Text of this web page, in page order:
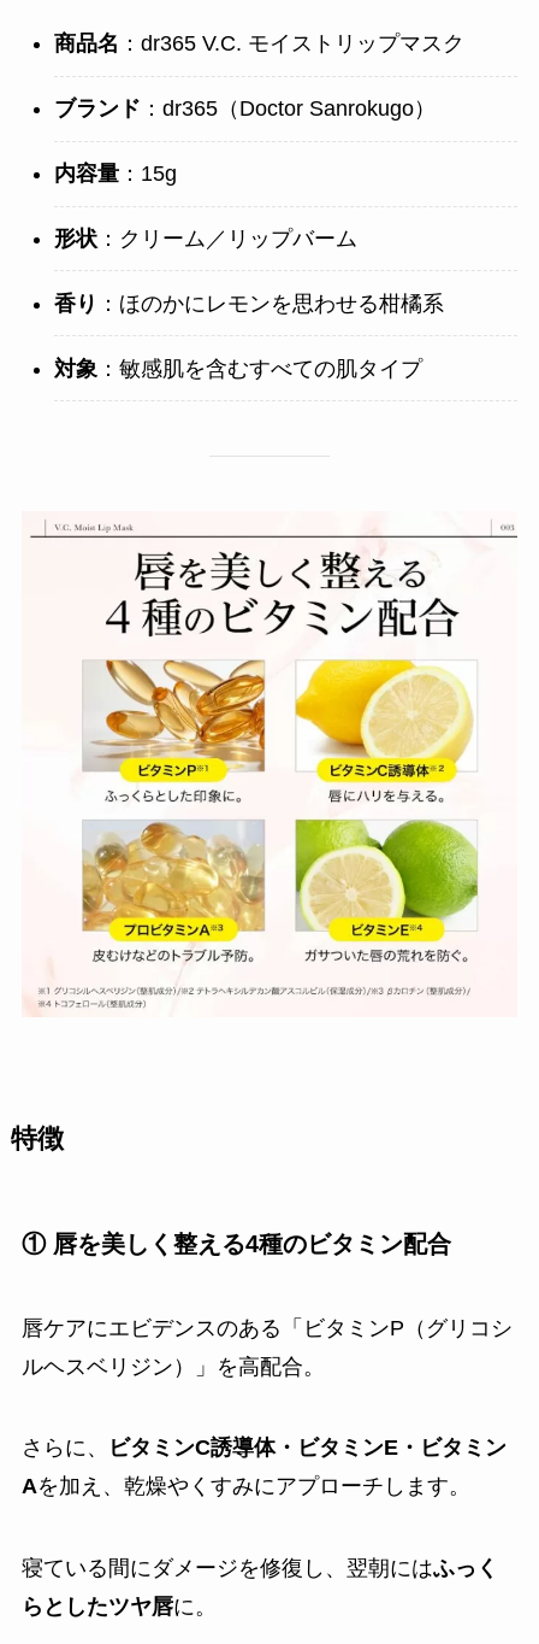
商品名 ：dr365 V.C. モイストリップマスク
ブランド ：dr365（Doctor Sanrokugo）
内容量：15g
形状：クリーム／リップバーム
香り ：ほのかにレモンを思わせる柑橘系
対象 ：敏感肌を含むすべての肌タイプ
特徴
① 唇を美しく整える4種のビタミン配合
唇ケアにエビデンスのある「ビタミンP（グリコシ
ルヘスベリジン）」を高配合。
さらに、
ビタミンC誘導体・ビタミンE・ビタミン
Aを加え、乾燥やくすみにアプローチします。
寝ている間にダメージを修復し、翌朝にはふっく
らとしたツヤ唇に。